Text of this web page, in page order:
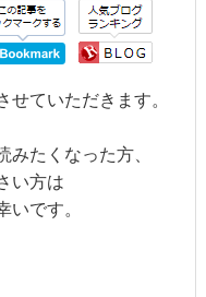
せていただきます。
みたくなった方、
い方は
いです。